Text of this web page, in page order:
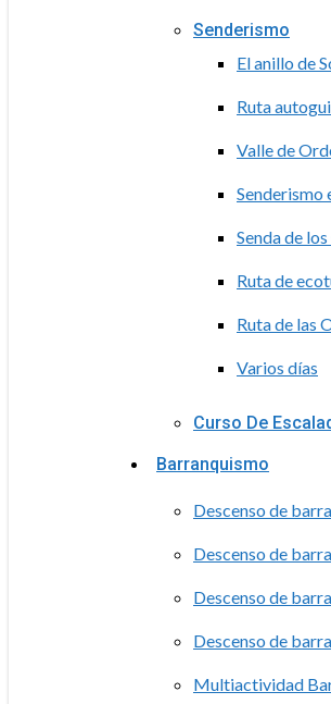
Senderismo
El anillo de
Ruta
Valle de
Senderismo
Senda de
Ruta de
Ruta de las
Varios días
Curso De
Barranquismo
Descenso de
Descenso de
Descenso de
Descenso de
Multiactividad